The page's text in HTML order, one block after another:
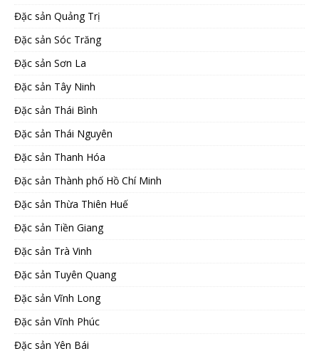
Đặc sản Quảng Trị
Đặc sản Sóc Trăng
Đặc sản Sơn La
Đặc sản Tây Ninh
Đặc sản Thái Bình
Đặc sản Thái Nguyên
Đặc sản Thanh Hóa
Đặc sản Thành phố Hồ Chí Minh
Đặc sản Thừa Thiên Huế
Đặc sản Tiền Giang
Đặc sản Trà Vinh
Đặc sản Tuyên Quang
Đặc sản Vĩnh Long
Đặc sản Vĩnh Phúc
Đặc sản Yên Bái